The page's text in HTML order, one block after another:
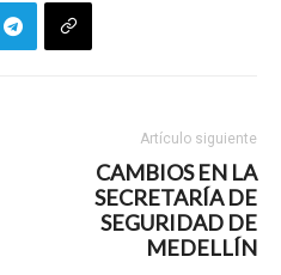
Artículo siguiente
CAMBIOS EN LA
SECRETARÍA DE
SEGURIDAD DE
MEDELLÍN